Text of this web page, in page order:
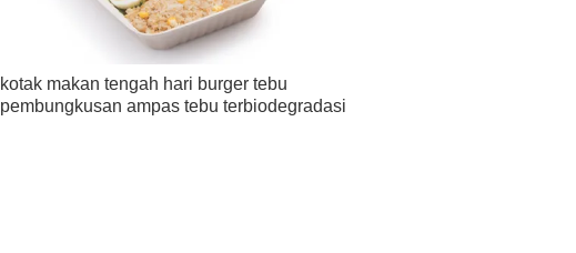
kotak makan tengah hari burger tebu
pembungkusan ampas tebu terbiodegradasi